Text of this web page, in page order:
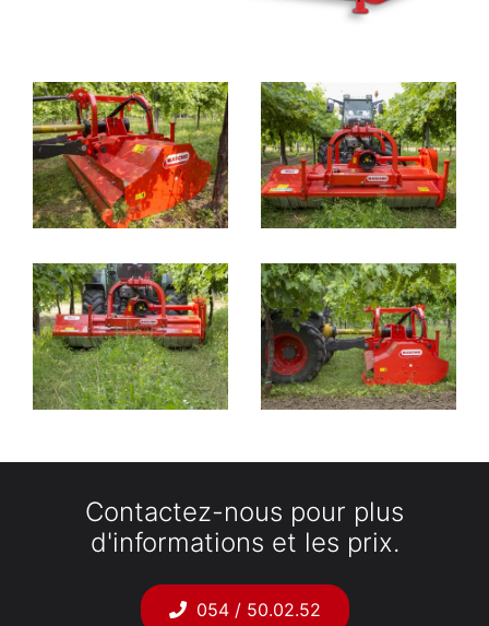
Contactez-nous pour plus
d'informations et les prix.
054 / 50.02.52